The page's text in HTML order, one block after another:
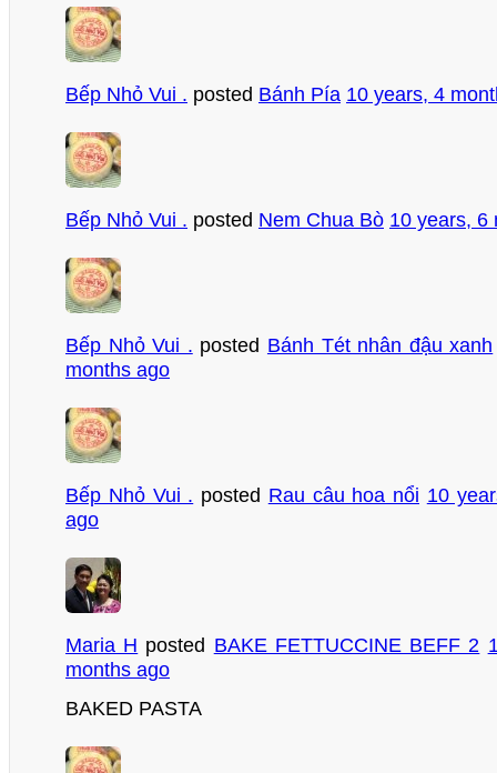
Bếp Nhỏ Vui . posted Bánh Pía 10 years, 4
Bếp Nhỏ Vui . posted Nem Chua Bò 10 years, 6
Bếp Nhỏ Vui . posted Bánh Tét nhân đậu xanh
months ago
Bếp Nhỏ Vui . posted Rau câu hoa nổi 10
ago
Maria H posted BAKE FETTUCCINE BEFF 2
months ago
BAKED PASTA